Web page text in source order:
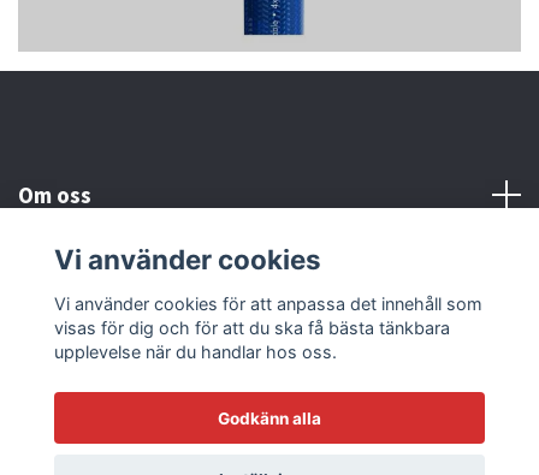
Om oss
Kundtjänst
Läs mer
Vi använder cookies
Vi använder cookies för att anpassa det innehåll som
visas för dig och för att du ska få bästa tänkbara
upplevelse när du handlar hos oss.
Godkänn alla